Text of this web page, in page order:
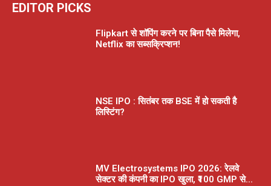
EDITOR PICKS
Flipkart से शॉपिंग करने पर बिना पैसे मिलेगा,
Netflix का सब्सक्रिप्शन!
NSE IPO : सितंबर तक BSE में हो सकती है
लिस्टिंग?
MV Electrosystems IPO 2026: रेलवे
सेक्टर की कंपनी का IPO खुला, ₹100 GMP से...